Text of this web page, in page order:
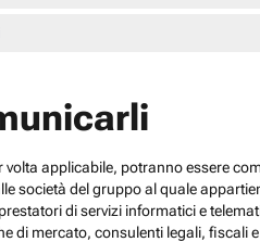
applicabile, potranno essere
società del gruppo al quale
di servizi informatici e
di mercato, consulenti legali, fiscali